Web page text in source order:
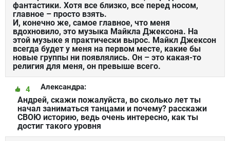
фантастики. Хотя все близко, все перед носом,
главное – просто взять.
И, конечно же, самое главное, что меня
вдохновило, это музыка Майкла Джексона. На
этой музыке я практически вырос. Майкл Джексон
всегда будет у меня на первом месте, какие бы
новые группы ни появлялись. Он – это какая-то
религия для меня, он превыше всего.
Александра:
4
Андрей, скажи пожалуйста, во сколько лет ты
начал заниматься танцами и почему? расскажи
СВОЮ историю, ведь очень интересно, как ты
достиг такого уровня